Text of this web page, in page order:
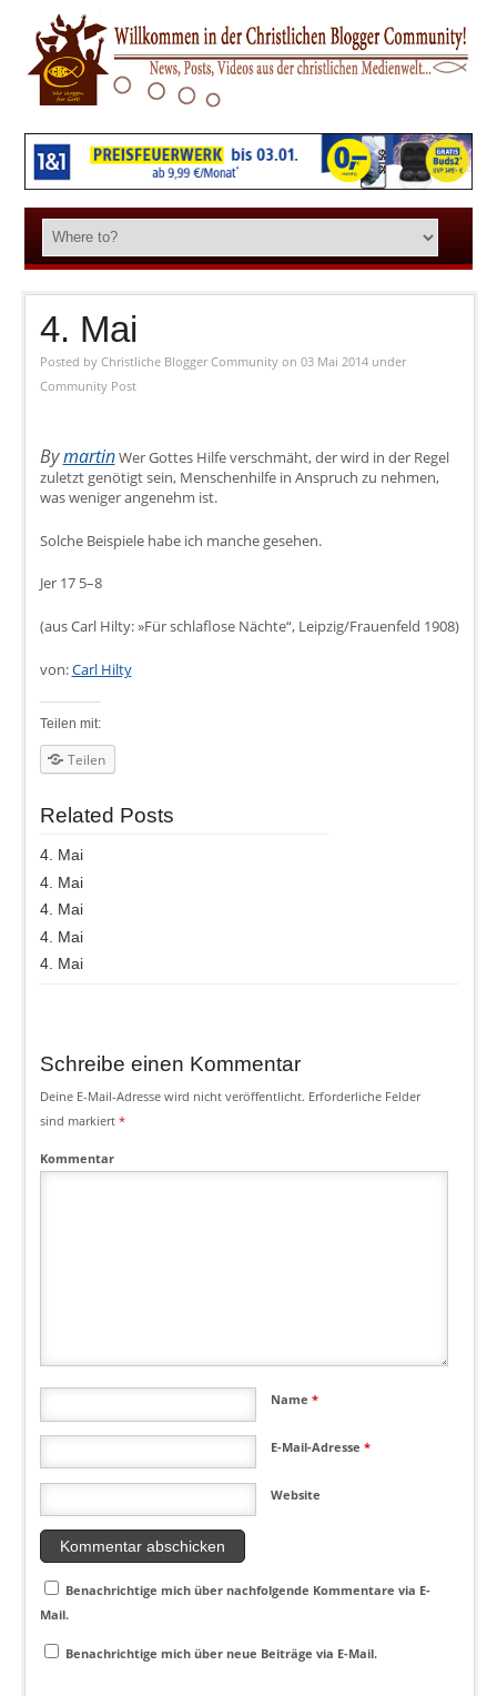
4. Mai
Posted by Christliche Blogger Community on 03 Mai 2014 under
Community Post
BymartinWer Gottes Hilfe verschmäht, der wird in der Regel
zuletzt genötigt sein, Menschenhilfe in Anspruch zu nehmen,
was weniger angenehm ist.
Solche Beispiele habe ich manche gesehen.
Jer 17 5–8
(aus Carl Hilty: »Für schlaflose Nächte“, Leipzig/Frauenfeld 1908)
von:Carl Hilty
Teilen mit:
Teilen
Related Posts
4. Mai
4. Mai
4. Mai
4. Mai
4. Mai
Schreibe einen Kommentar
Deine E-Mail-Adresse wird nicht veröffentlicht. Erforderliche Felder
sind markiert *
Kommentar
Name*
E-Mail-Adresse*
Website
Benachrichtige mich über nachfolgende Kommentare via E-
Mail.
Benachrichtige mich über neue Beiträge via E-Mail.